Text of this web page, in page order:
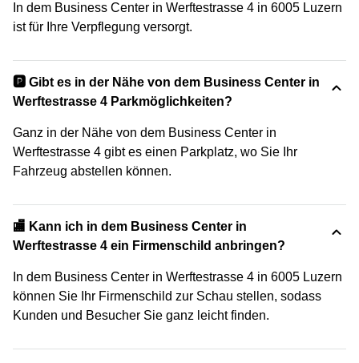
In dem Business Center in Werftestrasse 4 in 6005 Luzern
ist für Ihre Verpflegung versorgt.
🅿️ Gibt es in der Nähe von dem Business Center in
Werftestrasse 4 Parkmöglichkeiten?
Ganz in der Nähe von dem Business Center in
Werftestrasse 4 gibt es einen Parkplatz, wo Sie Ihr
Fahrzeug abstellen können.
🏬 Kann ich in dem Business Center in
Werftestrasse 4 ein Firmenschild anbringen?
In dem Business Center in Werftestrasse 4 in 6005 Luzern
können Sie Ihr Firmenschild zur Schau stellen, sodass
Kunden und Besucher Sie ganz leicht finden.